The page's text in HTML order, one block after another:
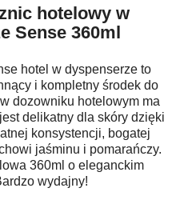
hotelowy w
Sense 360ml
hotel w dyspenserze to
i kompletny środek do
dozowniku hotelowym ma
delikatny dla skóry dzięki
konsystencji, bogatej
jaśminu i pomarańczy.
360ml o eleganckim
wydajny!